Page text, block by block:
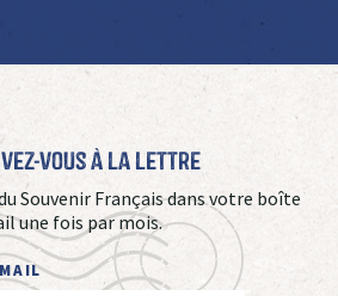
vous à La Lettre
Souvenir Français dans votre boîte
une fois par mois.